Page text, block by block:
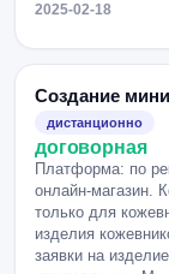
2025-02-18
Создание
дистанционно
договорная
Платформа: по
онлайн-магазин.
только для
изделия
заявки на